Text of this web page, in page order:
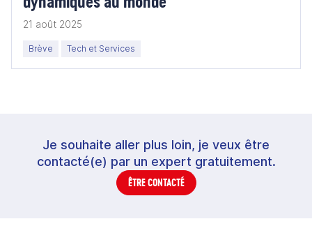
21 août 2025
Brève Tech et Services
Je souhaite aller plus loin, je veux être
contacté(e) par un expert gratuitement.
ÊTRE CONTACTÉ